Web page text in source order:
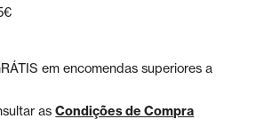
em encomendas superiores a
asCondições de Compra